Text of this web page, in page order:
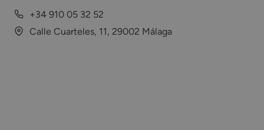
+34 910 05 32 52
Calle Cuarteles, 11, 29002 Málaga